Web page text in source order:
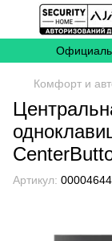
Комфорт и
Артикул: